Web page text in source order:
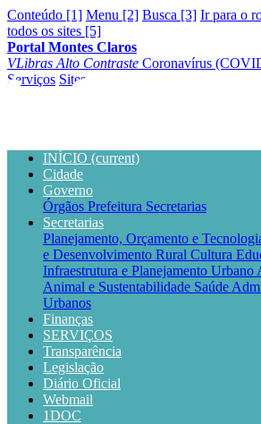
Conteúdo [1] Menu [2] Busca [3] Ir para o
todos os sites [5]
Portal Montes Claros
VLibras Alto Contraste Coronavírus
Serviços Sites
INÍCIO (current)
Cidade
Governo
Órgãos Prefeitura Secretarias
Secretarias
Planejamento, Orçamento e
e Desenvolvimento Rural Cultura
Infraestrutura e Planejamento Urbano
Animal e Sustentabilidade Saúde
Urbanos
Finanças
SERVIÇOS
Transparência
Legislação
Diário Oficial
Webmail
1DOC